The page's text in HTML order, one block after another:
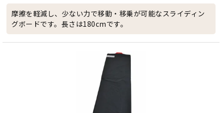
摩擦を軽減し、少ない力で移動・移乗が可能なスライディン
グボードです。長さは180cmです。